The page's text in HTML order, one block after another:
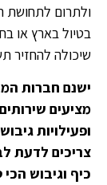
ולתרום לתחושת
בטיול בארץ או
שיכולה להחזיר
ישנם חברות
מציעים
ופעילויות
צריכים לדעת
כיף וגיבוש